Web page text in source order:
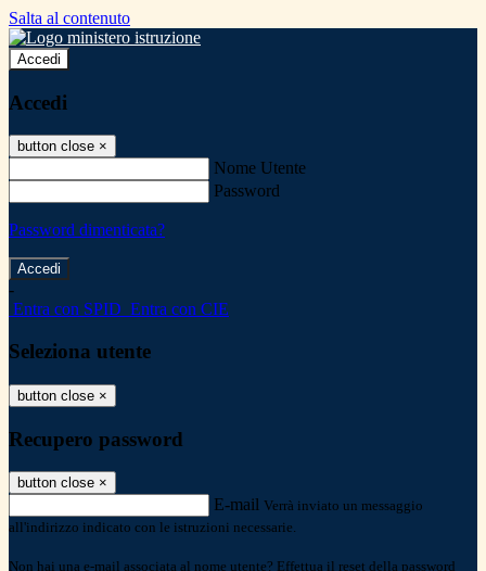
Salta al contenuto
Accedi
Accedi
button close ×
Nome Utente
Password
Password dimenticata?
-
Entra con SPID Entra con CIE
Seleziona utente
button close ×
Recupero password
button close ×
E-mail Verrà inviato un messaggio
all'indirizzo indicato con le istruzioni necessarie.
Non hai una e-mail associata al nome utente? Effettua il reset della password